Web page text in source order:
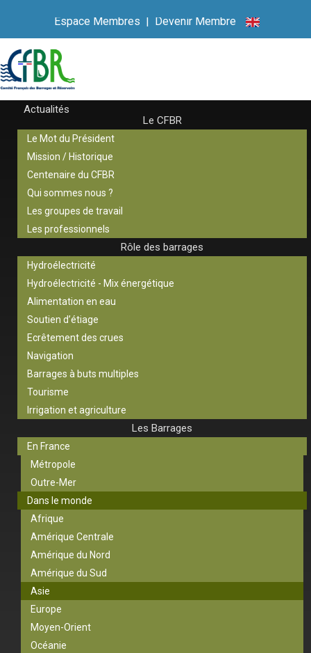
Espace Membres | Devenir Membre
Actualités
Le CFBR
Le Mot du Président
Mission / Historique
Centenaire du CFBR
Qui sommes nous ?
Les groupes de travail
Les professionnels
Rôle des barrages
Hydroélectricité
Hydroélectricité - Mix énergétique
Alimentation en eau
Soutien d’étiage
Ecrêtement des crues
Navigation
Barrages à buts multiples
Tourisme
Irrigation et agriculture
Les Barrages
En France
Métropole
Outre-Mer
Dans le monde
Afrique
Amérique Centrale
Amérique du Nord
Amérique du Sud
Asie
Europe
Moyen-Orient
Océanie